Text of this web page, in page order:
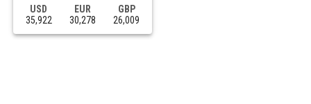
USD
35,922
EUR
30,278
GBP
26,009